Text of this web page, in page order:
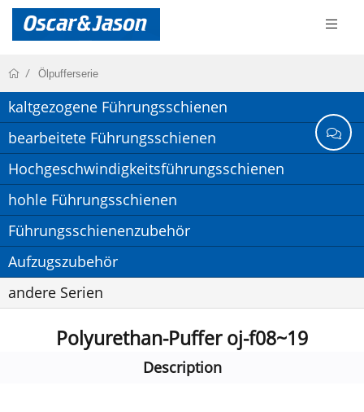
Ölpufferserie
kaltgezogene Führungsschienen
bearbeitete Führungsschienen
Hochgeschwindigkeitsführungsschienen
hohle Führungsschienen
Führungsschienenzubehör
Aufzugszubehör
andere Serien
Polyurethan-Puffer oj-f08~19
Description